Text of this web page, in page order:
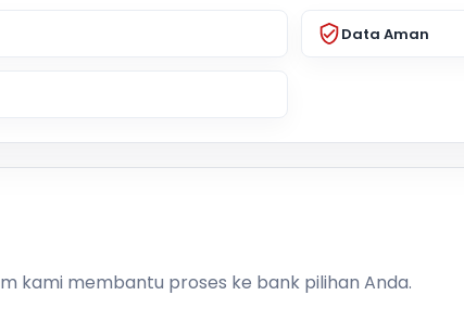
Data Aman
kami membantu proses ke bank pilihan Anda.